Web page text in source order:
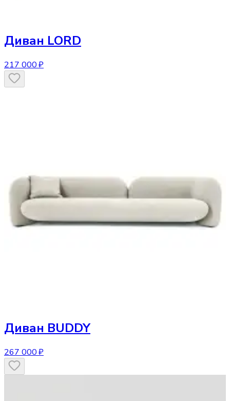
Диван LORD
217 000 ₽
Диван BUDDY
267 000 ₽